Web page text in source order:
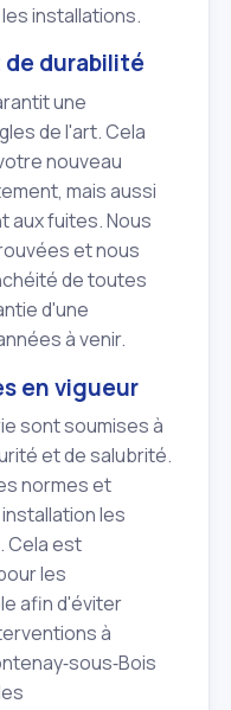
installations.
durabilité
une
de l'art. Cela
nouveau
mais aussi
aux fuites. Nous
et nous
de toutes
d'une
à venir.
en vigueur
sont soumises à
et de salubrité.
normes et
les
Cela est
les
afin d'éviter
à